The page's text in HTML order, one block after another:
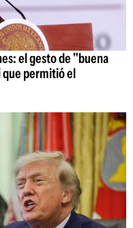
el gesto de "buena
permitió el